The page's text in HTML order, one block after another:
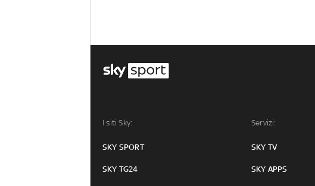
I siti Sky:
SKY SPORT
SKY TG24
Servizi:
SKY TV
SKY APPS